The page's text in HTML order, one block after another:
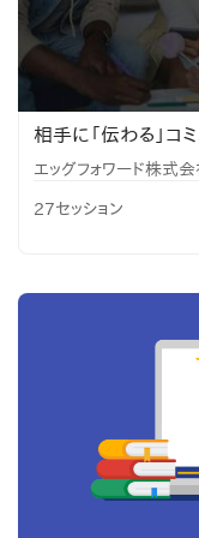
相手に「伝わる」コ
エッグフォワード株式会
27セッション